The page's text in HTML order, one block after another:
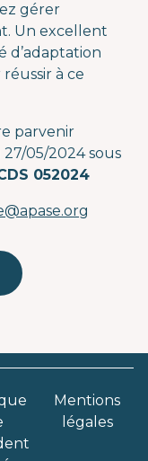
gérer
Un excellent
d’adaptation
à ce
parvenir
05/2024 sous
052024
Mentions
légales